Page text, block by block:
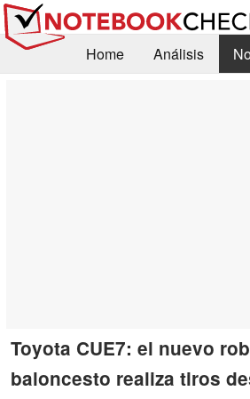
Home Análisis
Toyota CUE7: el nuevo
baloncesto realiza tiros